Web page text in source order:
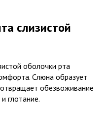
слизистой
оболочки рта
Слюна образует
обезвоживание
глотание.